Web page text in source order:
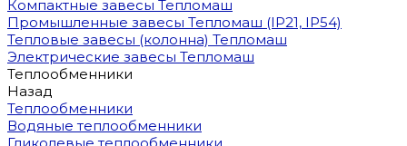
Компактные завесы Тепломаш
Промышленные завесы Тепломаш (IP21, IP54)
Тепловые завесы (колонна) Тепломаш
Электрические завесы Тепломаш
Теплообменники
Назад
Теплообменники
Водяные теплообменники